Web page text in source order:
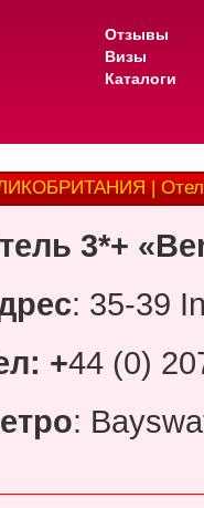
Отзывы
Визы
Каталоги
|
3*+
: 35-39
+44 (0)
: